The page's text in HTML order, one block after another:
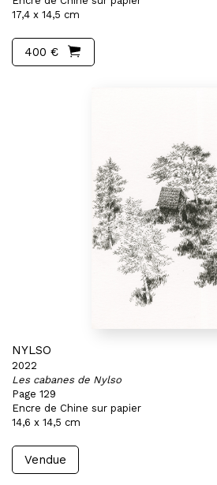
17,4 x 14,5 cm
400 €
NYLSO
2022
Les cabanes de Nylso
Page 129
Encre de Chine sur papier
14,6 x 14,5 cm
Vendue